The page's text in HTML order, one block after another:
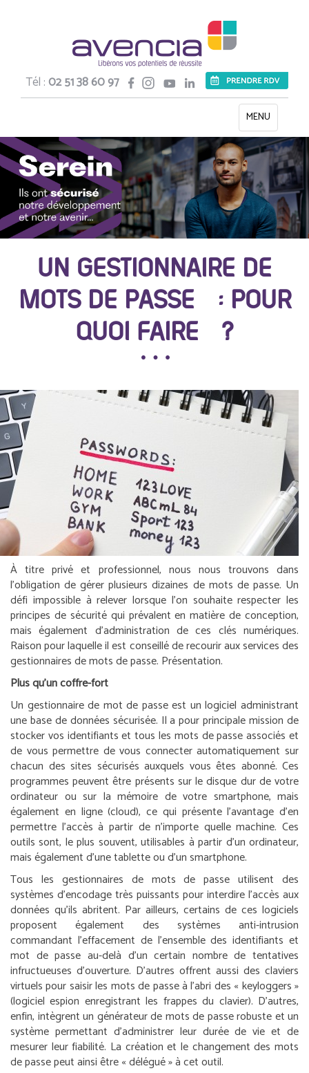
Tél :02 51 38 60 97
Toggle
navigation
MENU
UN GESTIONNAIRE DE
MOTS DE PASSE : POUR
QUOI FAIRE ?
À titre privé et professionnel, nous nous trouvons dans
l’obligation de gérer plusieurs dizaines de mots de passe. Un
défi impossible à relever lorsque l’on souhaite respecter les
principes de sécurité qui prévalent en matière de conception,
mais également d’administration de ces clés numériques.
Raison pour laquelle il est conseillé de recourir aux services des
gestionnaires de mots de passe. Présentation.
Plus qu’un coffre-fort
Un gestionnaire de mot de passe est un logiciel administrant
une base de données sécurisée. Il a pour principale mission de
stocker vos identifiants et tous les mots de passe associés et
de vous permettre de vous connecter automatiquement sur
chacun des sites sécurisés auxquels vous êtes abonné. Ces
programmes peuvent être présents sur le disque dur de votre
ordinateur ou sur la mémoire de votre smartphone, mais
également en ligne (cloud), ce qui présente l’avantage d’en
permettre l’accès à partir de n’importe quelle machine. Ces
outils sont, le plus souvent, utilisables à partir d’un ordinateur,
mais également d’une tablette ou d’un smartphone.
Tous les gestionnaires de mots de passe utilisent des
systèmes d’encodage très puissants pour interdire l’accès aux
données qu’ils abritent. Par ailleurs, certains de ces logiciels
proposent également des systèmes anti-intrusion
commandant l’effacement de l’ensemble des identifiants et
mot de passe au-delà d’un certain nombre de tentatives
infructueuses d’ouverture. D’autres offrent aussi des claviers
virtuels pour saisir les mots de passe à l’abri des « keyloggers »
(logiciel espion enregistrant les frappes du clavier). D’autres,
enfin, intègrent un générateur de mots de passe robuste et un
système permettant d’administrer leur durée de vie et de
mesurer leur fiabilité. La création et le changement des mots
de passe peut ainsi être « délégué » à cet outil.